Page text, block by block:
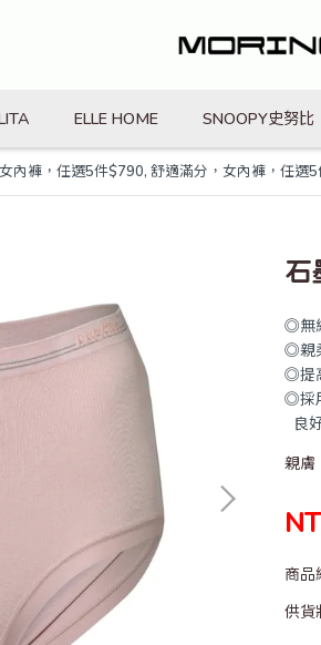
ELLE HOME SNOOPY史努比
內褲，任選5件$790, 舒適滿分，女內褲，任選
石
◎無
◎親
◎提
◎採
良
親膚
商品
供貨